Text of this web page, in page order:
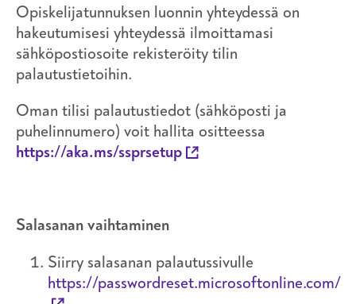
Opiskelijatunnuksen luonnin yhteydessä on
hakeutumisesi yhteydessä ilmoittamasi
sähköpostiosoite rekisteröity tilin
palautustietoihin.
Oman tilisi palautustiedot (sähköposti ja
puhelinnumero) voit hallita ositteessa
https://aka.ms/ssprsetup
Salasanan vaihtaminen
Siirry salasanan palautussivulle
https://passwordreset.microsoftonline.com/